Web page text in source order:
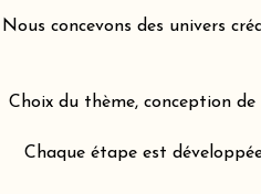
Nous concevons des univers
Choix du thème, conception
Chaque étape est